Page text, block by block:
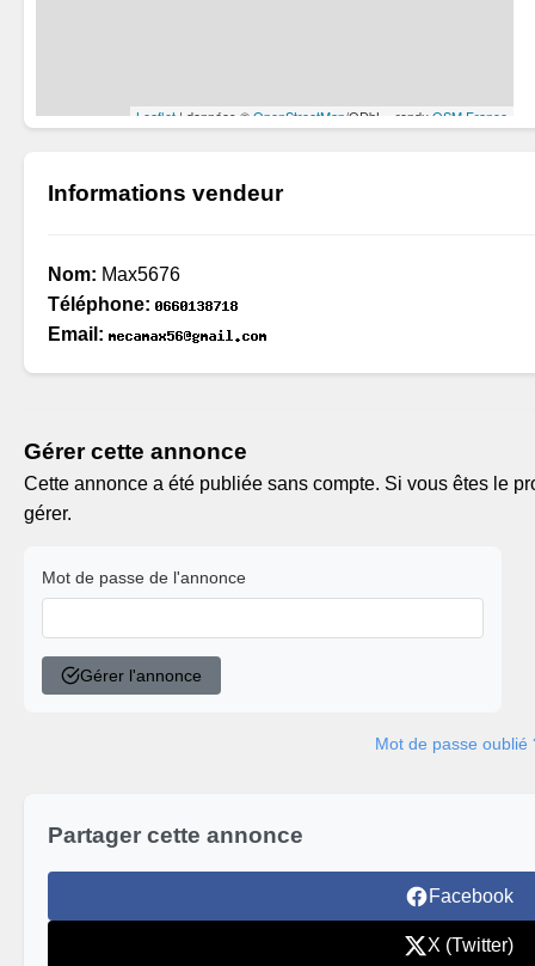
Informations vendeur
Nom: Max5676
Téléphone:
Email:
Gérer cette annonce
Cette annonce a été publiée sans compte. Si vous êtes le
gérer.
Mot de passe de l'annonce
Gérer l'annonce
Mot de passe oublié
Partager cette annonce
Facebook
X (Twitter)